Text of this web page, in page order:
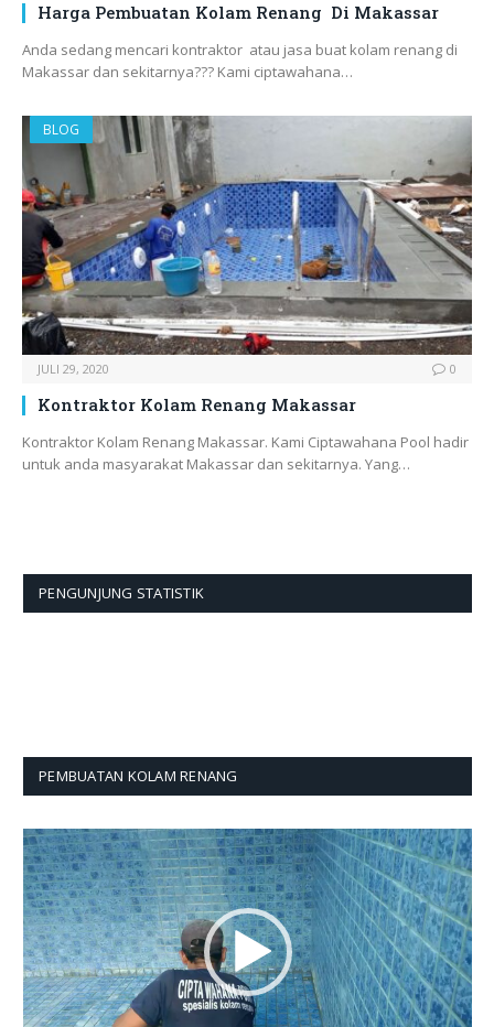
Harga Pembuatan Kolam Renang Di Makassar
Anda sedang mencari kontraktor atau jasa buat kolam renang di
Makassar dan sekitarnya??? Kami ciptawahana…
BLOG
JULI 29, 2020 0
Kontraktor Kolam Renang Makassar
Kontraktor Kolam Renang Makassar. Kami Ciptawahana Pool hadir
untuk anda masyarakat Makassar dan sekitarnya. Yang…
PENGUNJUNG STATISTIK
PEMBUATAN KOLAM RENANG
Pemutar
Video